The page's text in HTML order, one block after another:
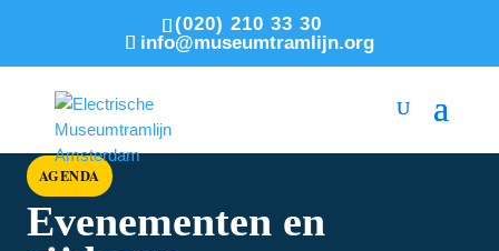
(020) 210 33 30
info@museumtramlijn.org
AGENDA
Evenementen en